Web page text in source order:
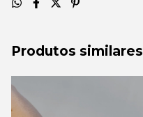
Produtos similares